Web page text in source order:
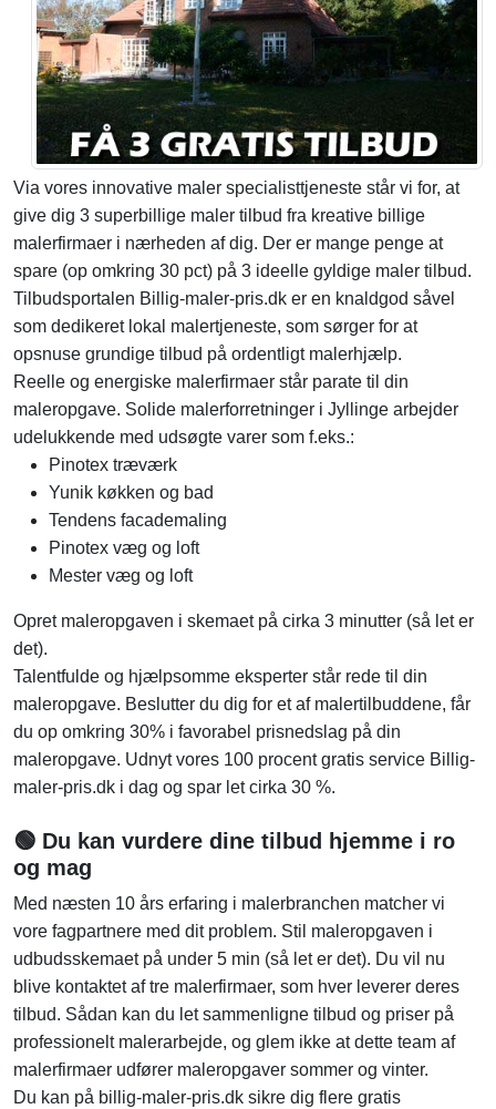
Via vores innovative maler specialisttjeneste står vi for, at
give dig 3 superbillige maler tilbud fra kreative billige
malerfirmaer i nærheden af dig. Der er mange penge at
spare (op omkring 30 pct) på 3 ideelle gyldige maler tilbud.
Tilbudsportalen Billig-maler-pris.dk er en knaldgod såvel
som dedikeret lokal malertjeneste, som sørger for at
opsnuse grundige tilbud på ordentligt malerhjælp.
Reelle og energiske malerfirmaer står parate til din
maleropgave. Solide malerforretninger i Jyllinge arbejder
udelukkende med udsøgte varer som f.eks.:
Pinotex træværk
Yunik køkken og bad
Tendens facademaling
Pinotex væg og loft
Mester væg og loft
Opret maleropgaven i skemaet på cirka 3 minutter (så let er
det).
Talentfulde og hjælpsomme eksperter står rede til din
maleropgave. Beslutter du dig for et af malertilbuddene, får
du op omkring 30% i favorabel prisnedslag på din
maleropgave. Udnyt vores 100 procent gratis service Billig-
maler-pris.dk i dag og spar let cirka 30 %.
🟢 Du kan vurdere dine tilbud hjemme i ro
og mag
Med næsten 10 års erfaring i malerbranchen matcher vi
vore fagpartnere med dit problem. Stil maleropgaven i
udbudsskemaet på under 5 min (så let er det). Du vil nu
blive kontaktet af tre malerfirmaer, som hver leverer deres
tilbud. Sådan kan du let sammenligne tilbud og priser på
professionelt malerarbejde, og glem ikke at dette team af
malerfirmaer udfører maleropgaver sommer og vinter.
Du kan på billig-maler-pris.dk sikre dig flere gratis